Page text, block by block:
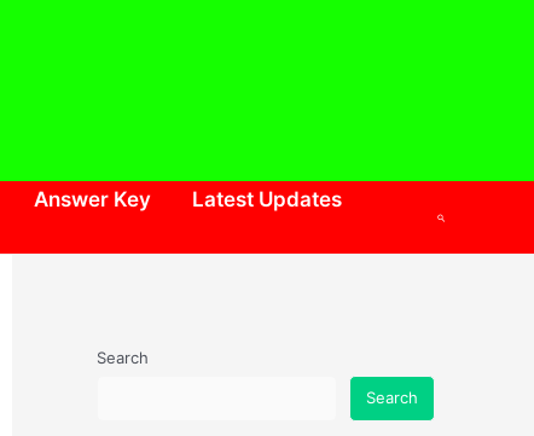
Answer Key
Latest Updates
Search
Search
Search